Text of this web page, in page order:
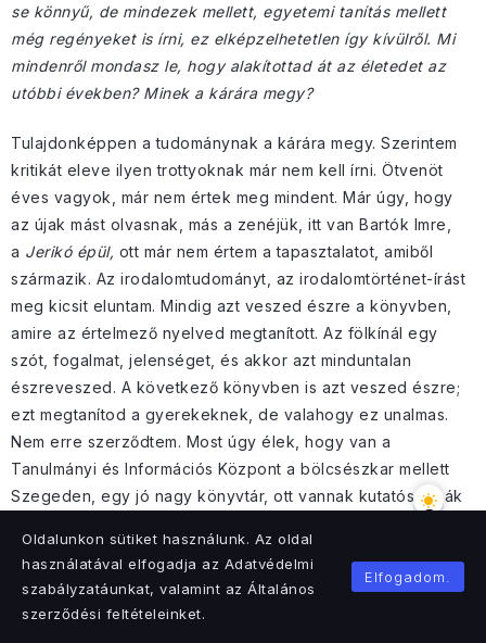
se könnyű, de mindezek mellett, egyetemi tanítás mellett
még regényeket is írni, ez elképzelhetetlen így kívülről. Mi
mindenről mondasz le, hogy alakítottad át az életedet az
utóbbi években? Minek a kárára megy?
Tulajdonképpen a tudománynak a kárára megy. Szerintem
kritikát eleve ilyen trottyoknak már nem kell írni. Ötvenöt
éves vagyok, már nem értek meg mindent. Már úgy, hogy
az újak mást olvasnak, más a zenéjük, itt van Bartók Imre,
a Jerikó épül, ott már nem értem a tapasztalatot, amiből
származik. Az irodalomtudományt, az irodalomtörténet-írást
meg kicsit eluntam. Mindig azt veszed észre a könyvben,
amire az értelmező nyelved megtanított. Az fölkínál egy
szót, fogalmat, jelenséget, és akkor azt minduntalan
észreveszed. A következő könyvben is azt veszed észre;
ezt megtanítod a gyerekeknek, de valahogy ez unalmas.
Nem erre szerződtem. Most úgy élek, hogy van a
Tanulmányi és Információs Központ a bölcsészkar mellett
Szegeden, egy jó nagy könyvtár, ott vannak kutatószobák
reggel 8 órára – nem tudom magam megelőzni, mert 8 előtt
nincs nyitva a könyvtár. Ott szoktam dolgozni, vagy tanítok
az egyetemen, de nincs sok órám már. Szilágyi Zsófi, a
Oldalunkon sütiket használunk. Az oldal
használatával elfogadja az Adatvédelmi
szabályzatáunkat, valamint az Általános
szerződési feltételeinket.
Elfogadom.